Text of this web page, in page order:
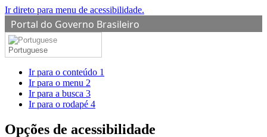
Ir direto para menu de acessibilidade.
Portal do Governo Brasileiro
Portuguese
Ir para o conteúdo 1
Ir para o menu 2
Ir para a busca 3
Ir para o rodapé 4
Opções de acessibilidade